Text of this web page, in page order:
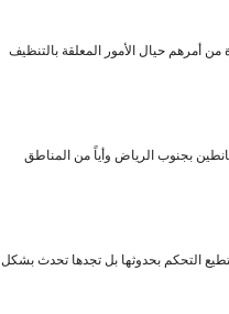
أمرهم حيال الأمور المعلقة بالتنظيف
بجنوب الرياض وأياً من المناطق
التحكم بحدوثها بل تجدها تحدث بشكل